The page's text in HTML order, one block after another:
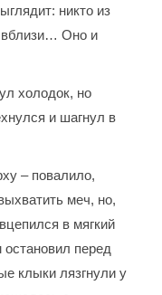
никто из
вблизи… Оно и
холодок, но
и шагнул в
– повалило,
меч, но,
в мягкий
перед
клыки лязгнули у